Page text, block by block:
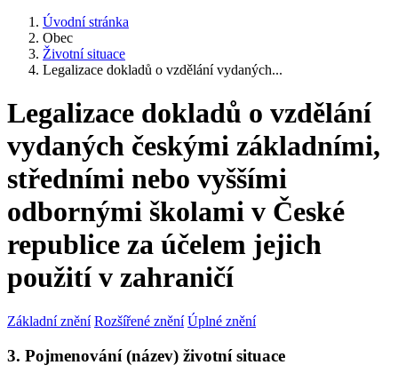
Úvodní stránka
Obec
Životní situace
Legalizace dokladů o vzdělání vydaných...
Legalizace dokladů o vzdělání
vydaných českými základními,
středními nebo vyššími
odbornými školami v České
republice za účelem jejich
použití v zahraničí
Základní znění Rozšířené znění Úplné znění
3. Pojmenování (název) životní situace